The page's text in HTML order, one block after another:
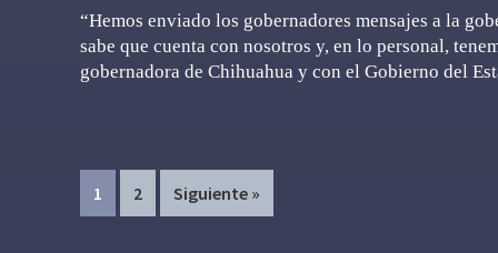
“Hemos enviado los gobernadores mensajes a la
sabe que cuenta con nosotros y, en lo personal,
gobernadora de Chihuahua y con el Gobierno del
Page
1 Page
2 Siguiente »